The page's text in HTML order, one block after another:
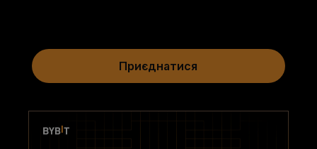
Приєднатися